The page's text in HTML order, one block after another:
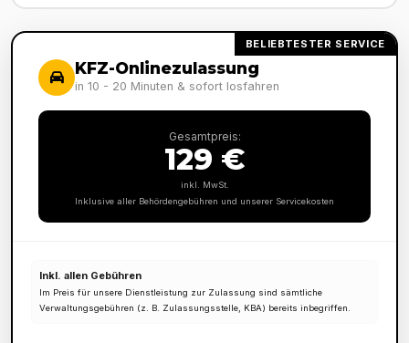
BELIEBTESTER SERVICE
KFZ-Onlinezulassung
in 10 - 20 Minuten & sofort losfahren
Gesamtpreis:
129 €
inkl. MwSt.
Inklusive aller Behördengebühren und unserer Servicekosten
Inkl. allen Gebühren
Im Preis für unsere Dienstleistung zur Zulassung sind sämtliche
Verwaltungsgebühren (z. B. Zulassungsstelle, KBA) bereits inbegriffen.